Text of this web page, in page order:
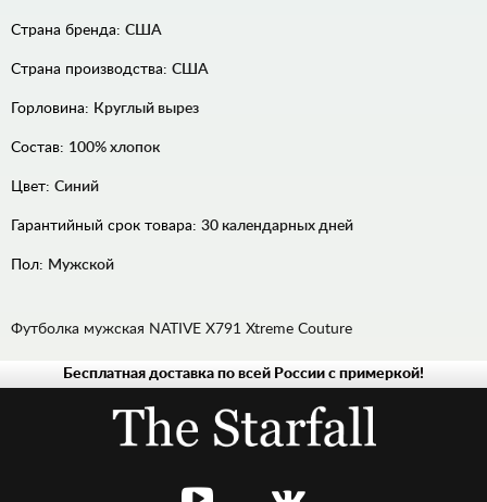
Страна бренда: США
Страна производства: США
Горловина: Круглый вырез
Состав: 100% хлопок
Цвет: Синий
Гарантийный срок товара: 30 календарных дней
Пол: Мужской
Футболка мужская NATIVE X791 Xtreme Couture
ДЖИНСЫБесплатная доставка по всей России с примеркой!